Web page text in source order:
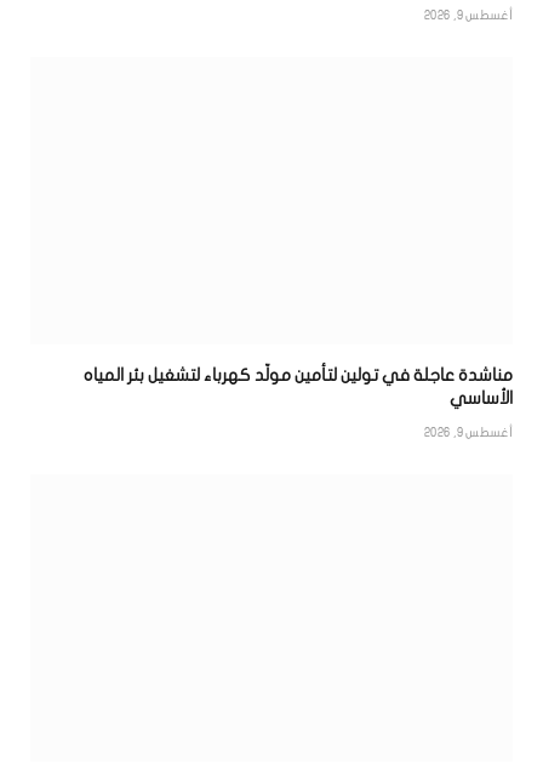
أغسطس 9, 2026
مناشدة عاجلة في تولين لتأمين مولّد كهرباء لتشغيل بئر المياه
الأساسي
أغسطس 9, 2026